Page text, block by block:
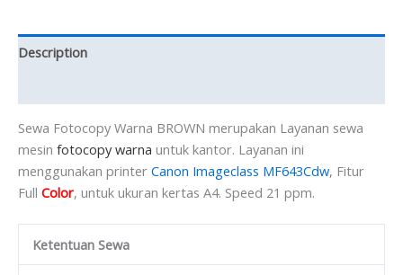
Description
Sewa Fotocopy Warna BROWN merupakan Layanan sewa
mesin fotocopy warna untuk kantor. Layanan ini
menggunakan printer Canon Imageclass MF643Cdw, Fitur
Full Color, untuk ukuran kertas A4. Speed 21 ppm.
Ketentuan Sewa